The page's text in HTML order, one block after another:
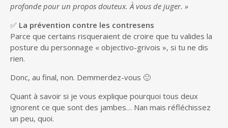
profonde pour un propos douteux. À vous de juger. »
✅ La prévention contre les contresens
Parce que certains risqueraient de croire que tu valides la
posture du personnage « objectivo-grivois », si tu ne dis
rien.
Donc, au final, non. Demmerdez-vous 🙂
Quant à savoir si je vous explique pourquoi tous deux
ignorent ce que sont des jambes… Nan mais réfléchissez
un peu, quoi.